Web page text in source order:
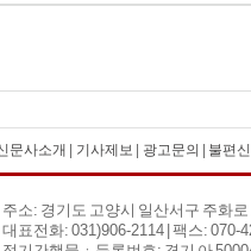
문사소개 기사제보 광고문의 불편
주소: 경기도 고양시 일산서구 주화
대표전화: 031)906-2114 | 팩스: 070-